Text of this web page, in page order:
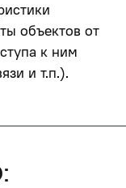
объектов от
к ним
и т.п.).